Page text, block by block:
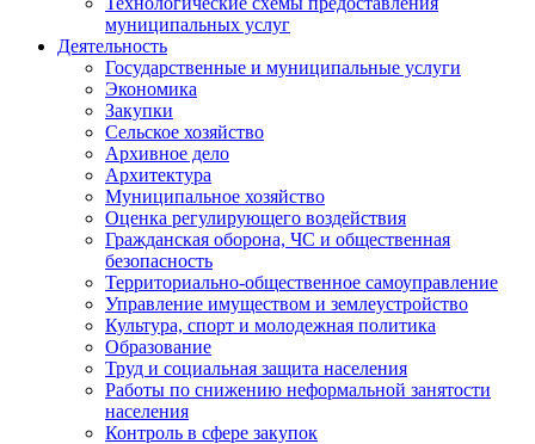
муниципальных услуг
Деятельность
Государственные и муниципальные услуги
Экономика
Закупки
Сельское хозяйство
Архивное дело
Архитектура
Муниципальное хозяйство
Оценка регулирующего воздействия
Гражданская оборона, ЧС и общественная
безопасность
Территориально-общественное самоуправление
Управление имуществом и землеустройство
Культура, спорт и молодежная политика
Образование
Труд и социальная защита населения
Работы по снижению неформальной занятости
населения
Контроль в сфере закупок